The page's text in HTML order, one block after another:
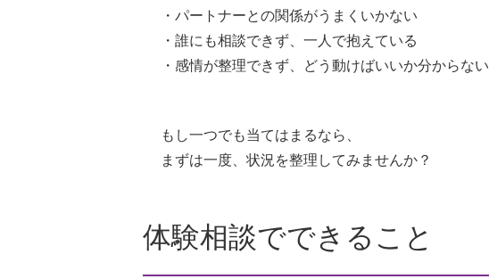
・パートナーとの関係がうまくいかない
・誰にも相談できず、一人で抱えている
・感情が整理できず、どう動けばいいか分からない
もし一つでも当てはまるなら、
まずは一度、状況を整理してみませんか？
体験相談でできること